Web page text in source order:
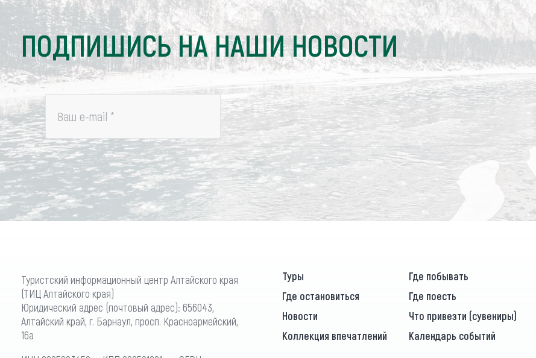
ПОДПИШИСЬ НА НАШИ НОВОСТИ
Ваш e-mail *
Туристский информационный центр Алтайского края
(ТИЦ Алтайского края)
Юридический адрес (почтовый адрес): 656043,
Алтайский край, г. Барнаул, просп. Красноармейский,
16а
Туры Где побывать
Где остановиться
Где поесть
Новости
Что привезти (сувениры)
Коллекция впечатлений
Календарь событий